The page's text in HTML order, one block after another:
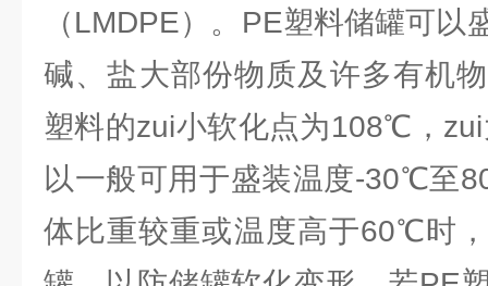
（LMDPE）。PE塑料储罐可以
碱、盐大部份物质及许多有机
塑料的zui小软化点为108℃，
以一般可用于盛装温度-30℃至
体比重较重或温度高于60℃时